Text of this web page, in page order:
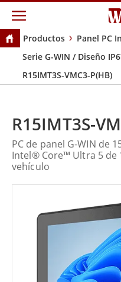
Productos
Panel PC
Serie G-WIN / Diseño
R15IMT3S-VMC3-P(HB)
R15IMT3S-
PC de panel G-WIN de
Intel® Core™ Ultra 5 de
vehículo